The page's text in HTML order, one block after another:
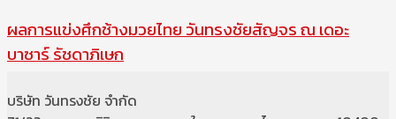
ผลการแข่งศึกช้างมวยไทย วันทรงชัยสัญจร ณ เดอะ
บาซาร์ รัชดาภิเษก
บริษัท วันทรงชัย จำกัด